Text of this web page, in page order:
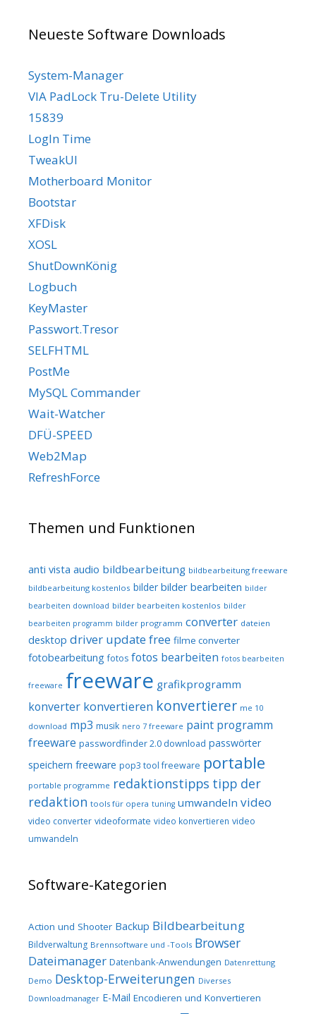
Neueste Software Downloads
System-Manager
VIA PadLock Tru-Delete Utility
15839
LogIn Time
TweakUI
Motherboard Monitor
Bootstar
XFDisk
XOSL
ShutDownKönig
Logbuch
KeyMaster
Passwort.Tresor
SELFHTML
PostMe
MySQL Commander
Wait-Watcher
DFÜ-SPEED
Web2Map
RefreshForce
Themen und Funktionen
anti vista audio bildbearbeitung bildbearbeitung freeware
bildbearbeitung kostenlos bilder bilder bearbeiten bilder
bearbeiten download bilder bearbeiten kostenlos bilder
bearbeiten programm bilder programm converter dateien
desktop driver update free filme converter
fotobearbeitung fotos fotos bearbeiten fotos bearbeiten
freeware freeware grafikprogramm
konverter konvertieren konvertierer me 10
download mp3 musik nero 7 freeware paint programm
freeware passwordfinder 2.0 download passwörter
speichern freeware pop3 tool freeware portable
portable programme redaktionstipps tipp der
redaktion tools für opera tuning umwandeln video
video converter videoformate video konvertieren video
umwandeln
Software-Kategorien
Action und Shooter Backup Bildbearbeitung
Bildverwaltung Brennsoftware und -Tools Browser
Dateimanager Datenbank-Anwendungen Datenrettung
Demo Desktop-Erweiterungen Diverses
Downloadmanager E-Mail Encodieren und Konvertieren